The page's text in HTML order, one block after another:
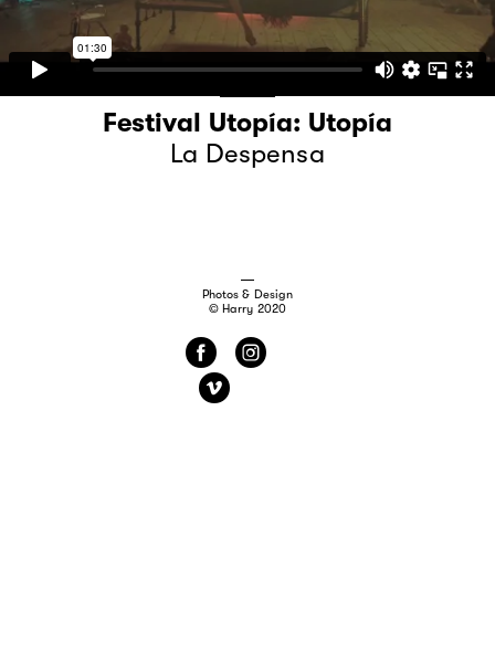
Festival Utopía: Utopía
La Despensa
Photos & Design
© Harry 2020
f
i
v